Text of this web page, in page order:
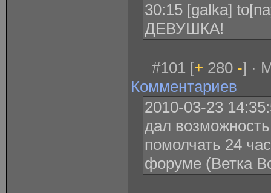
30:15 [galka]
ДЕВУШКА!
#101 [+ 280 -] ·
Комментариев
2010-03-23
дал возможность
помолчать 24
форуме (Ветка